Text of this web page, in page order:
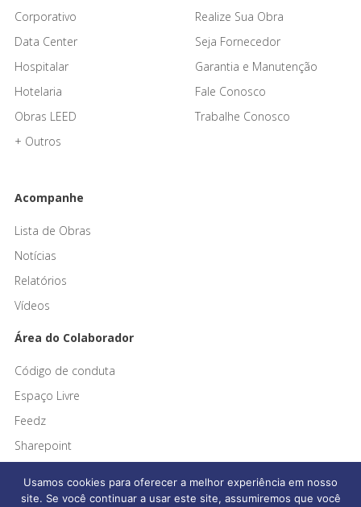
Corporativo
Data Center
Hospitalar
Hotelaria
Obras LEED
+ Outros
Realize Sua Obra
Seja Fornecedor
Garantia e Manutenção
Fale Conosco
Trabalhe Conosco
Acompanhe
Lista de Obras
Notícias
Relatórios
Vídeos
Área do Colaborador
Código de conduta
Espaço Livre
Feedz
Sharepoint
Usamos cookies para oferecer a melhor experiência em nosso
site. Se você continuar a usar este site, assumiremos que você